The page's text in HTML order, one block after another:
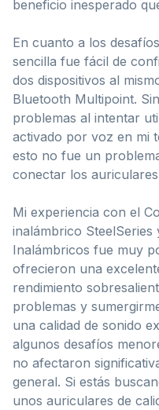
beneficio inesperado
En cuanto a los
sencilla fue fácil de
dos dispositivos al
Bluetooth Multipoint.
problemas al intentar
activado por voz en mi
esto no fue un
conectar los
Mi experiencia con el
inalámbrico
Inalámbricos fue muy
ofrecieron una
rendimiento
problemas y
una calidad de sonido
algunos desafíos
no afectaron
general. Si estás
unos auriculares de